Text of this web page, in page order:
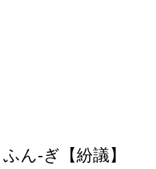
ふん‐ぎ【紛議】